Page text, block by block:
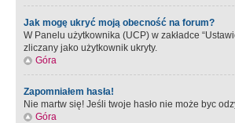
Jak mogę ukryć moją obecność na forum?
W Panelu użytkownika (UCP) w zakładce
zliczany jako użytkownik ukryty.
Góra
Zapomniałem hasła!
Nie martw się! Jeśli twoje hasło nie może byc
Góra